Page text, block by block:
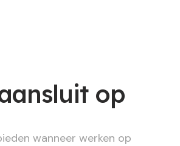
op
wanneer werken op